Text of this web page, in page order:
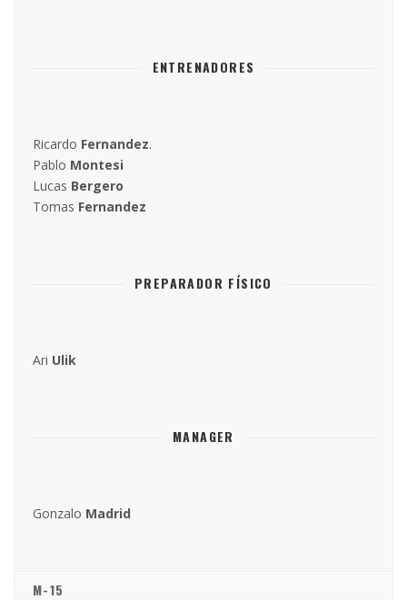
ENTRENADORES
Ricardo Fernandez.
Pablo Montesi
Lucas Bergero
Tomas Fernandez
PREPARADOR FÍSICO
Ari Ulik
MANAGER
Gonzalo Madrid
M-15